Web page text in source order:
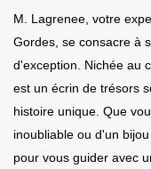
M. Lagrenee, votre
Gordes, se consacre à
d'exception. Nichée au
est un écrin de trésors
histoire unique. Que
inoubliable ou d'un
pour vous guider avec